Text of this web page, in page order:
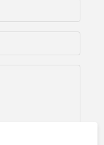
stimmen Sie